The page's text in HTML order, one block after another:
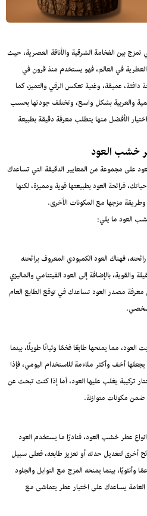
بين الفخامة الشرقية والأناقة العصرية، حيث
في العالم، فهو يستخدم منذ قرون في
دافئة، عميقة، وغنية تعكس الرقي والتميز، كما
والعربية بشكل واسع، وتختلف جودتها بحسب
الأفضل منها يتطلب معرفة دقيقة بطبيعة
خشب العود
على مجموعة من المعايير الدقيقة التي تساعدك
فرائحة العود بطبيعتها قوية ومميزة، لكنها
مزجها مع المكونات الأخرى.
العود ما يلي:
فهناك العود الكمبودي المعروف برائحته
والقوية، بالإضافة إلى العود الفيتنامي والماليزي
معرفة مصدر العود تساعدك في توقع الطابع العام
مما يمنحها طابعًا فخمًا وثباتًا طويلًا، بينما
أخف وأكثر ملاءمة للاستخدام اليومي، فإذا
تركيبة يغلب عليها العود، أما إذا كنت تبحث عن
ضمن مكونات متوازنة.
عطر خشب العود، فنادرًا ما يستخدم العود
أخرى لتعديل حدته أو تعزيز طابعه، فعلى سبيل
وأنثويًا، بينما يمنحه المزج مع التوابل والجلود
العامة يساعدك على اختيار عطر يتماشى مع